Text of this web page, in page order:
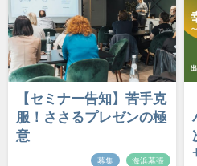
【セミナー告知】苦手克
服！ささるプレゼンの極
意
募集 海浜幕張